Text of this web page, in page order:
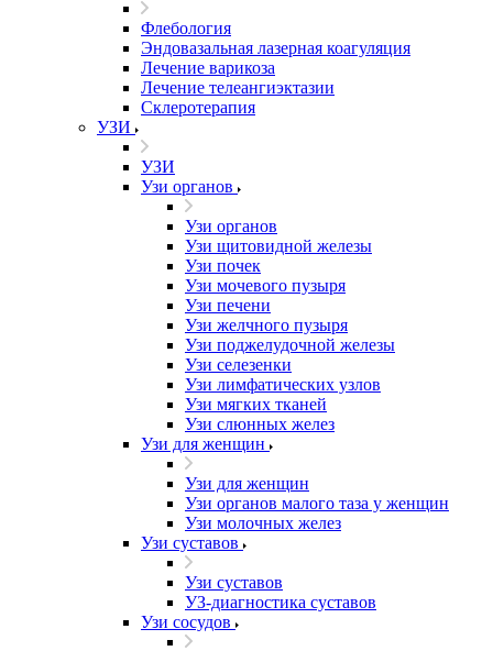
Флебология
Эндовазальная лазерная коагуляция
Лечение варикоза
Лечение телеангиэктазии
Склеротерапия
УЗИ
УЗИ
Узи органов
Узи органов
Узи щитовидной железы
Узи почек
Узи мочевого пузыря
Узи печени
Узи желчного пузыря
Узи поджелудочной железы
Узи селезенки
Узи лимфатических узлов
Узи мягких тканей
Узи слюнных желез
Узи для женщин
Узи для женщин
Узи органов малого таза у женщин
Узи молочных желез
Узи cуставов
Узи cуставов
УЗ-диагностика суставов
Узи сосудов